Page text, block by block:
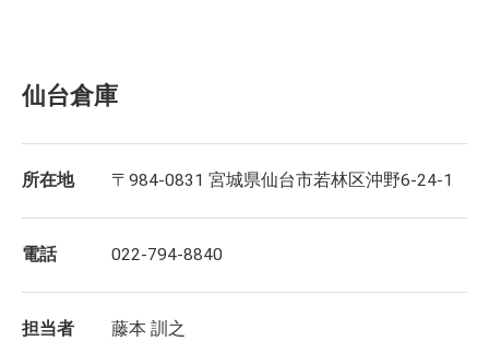
仙台倉庫
所在地 〒984-0831 宮城県仙台市若林区沖野6-24-1
電話 022-794-8840
担当者 藤本 訓之